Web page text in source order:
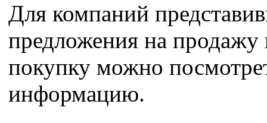
Для компаний
предложения на продажу
покупку можно
информацию.